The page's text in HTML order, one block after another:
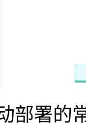
部署的